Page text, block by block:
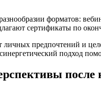
форматов:
сертификаты по
предпочтений и
подход
после